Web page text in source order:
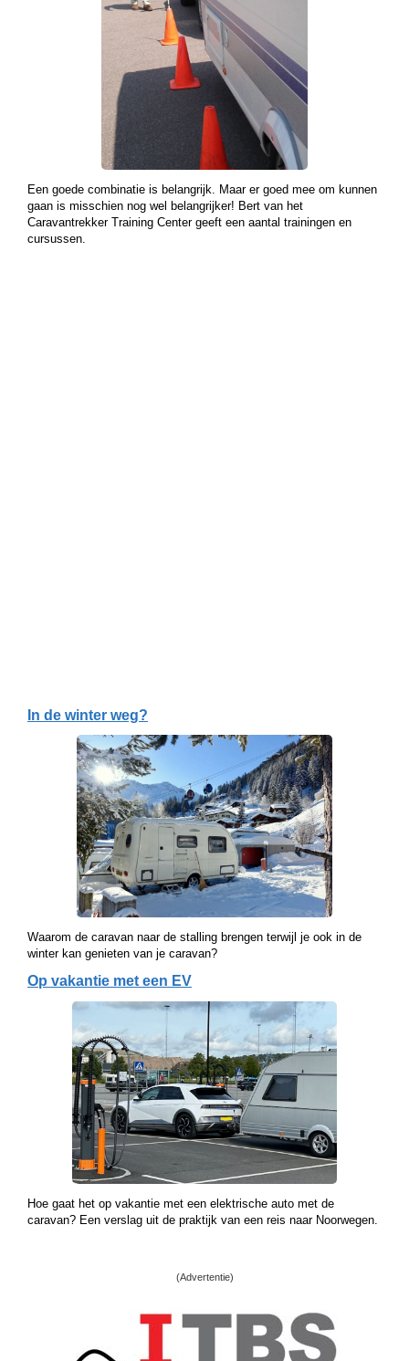
Een goede combinatie is belangrijk. Maar er goed mee om kunnen
gaan is misschien nog wel belangrijker! Bert van het
Caravantrekker Training Center geeft een aantal trainingen en
cursussen.
In de winter weg?
Waarom de caravan naar de stalling brengen terwijl je ook in de
winter kan genieten van je caravan?
Op vakantie met een EV
Hoe gaat het op vakantie met een elektrische auto met de
caravan? Een verslag uit de praktijk van een reis naar Noorwegen.
(Advertentie)